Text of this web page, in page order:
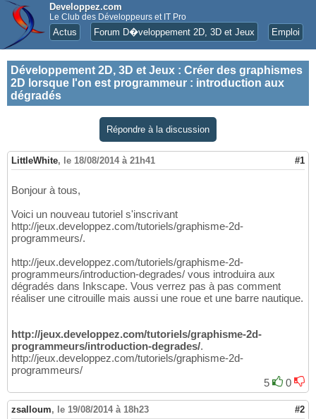
Developpez.com
Le Club des Développeurs et IT Pro
Actus Forum D�veloppement 2D, 3D et Jeux Emploi
Développement 2D, 3D et Jeux : Créer des graphismes
2D lorsque l'on est programmeur : introduction aux
dégradés
Répondre à la discussion
LittleWhite, le 18/08/2014 à 21h41 #1
Bonjour à tous,
Voici un nouveau tutoriel s'inscrivant
http://jeux.developpez.com/tutoriels/graphisme-2d-
programmeurs/.
http://jeux.developpez.com/tutoriels/graphisme-2d-
programmeurs/introduction-degrades/ vous introduira aux
dégradés dans Inkscape. Vous verrez pas à pas comment
réaliser une citrouille mais aussi une roue et une barre nautique.
http://jeux.developpez.com/tutoriels/graphisme-2d-
programmeurs/introduction-degrades/.
http://jeux.developpez.com/tutoriels/graphisme-2d-
programmeurs/
5
0
zsalloum, le 19/08/2014 à 18h23 #2